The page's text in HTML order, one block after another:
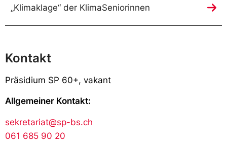
„Klimaklage“ der KlimaSeniorinnen
Kontakt
Präsidium SP 60+, vakant
Allgemeiner Kontakt:
sekretariat@sp-bs.ch
061 685 90 20